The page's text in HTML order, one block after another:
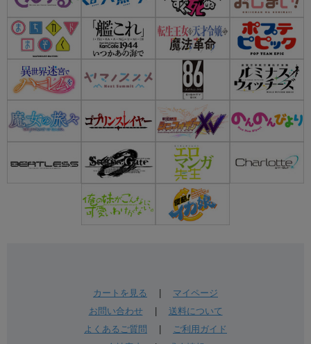
カートを見る
マイページ
お問い合わせ| 送料について
よくあるご質問
ご利用ガイド